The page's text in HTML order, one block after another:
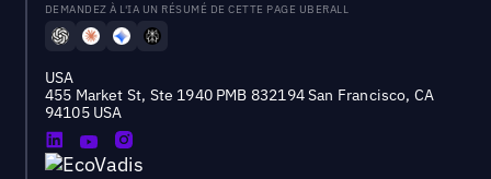
DEMANDEZ À L'IA UN RÉSUMÉ DE CETTE PAGE UBERALL
USA
455 Market St, Ste 1940 PMB 832194 San Francisco, CA
94105 USA